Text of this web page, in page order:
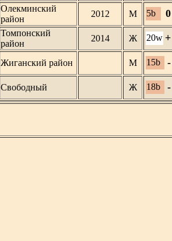
Олекминский
район
2012 М 5b 0
Томпонский
район
2014 Ж 20w +
Жиганский район М 15b -
Свободный Ж 18b -